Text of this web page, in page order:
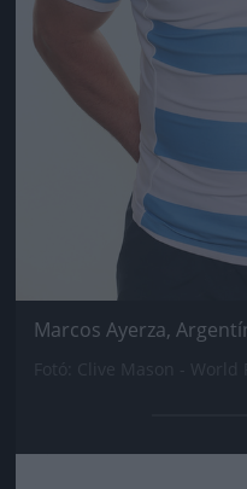
Marcos Ayerza,